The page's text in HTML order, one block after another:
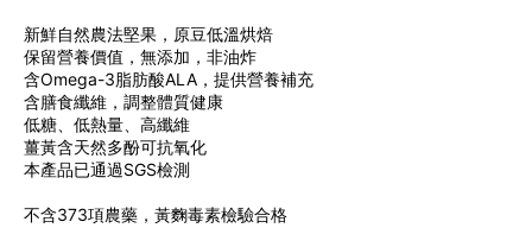
新鮮自然農法堅果，原豆低溫烘焙
保留營養價值，無添加，非油炸
含Omega-3脂肪酸ALA，提供營養補充
含膳食纖維，調整體質健康
低糖、低熱量、高纖維
薑黃含天然多酚可抗氧化
本產品已通過SGS檢測
不含373項農藥，黃麴毒素檢驗合格